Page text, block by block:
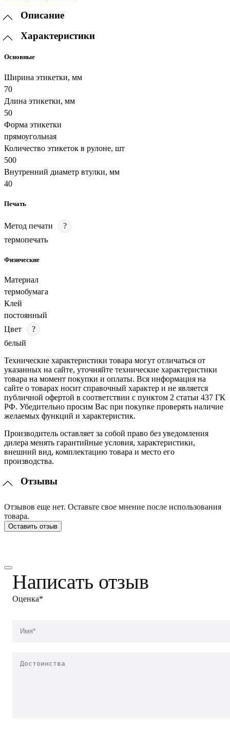
Описание
Характеристики
Основные
Ширина этикетки, мм
70
Длина этикетки, мм
50
Форма этикетки
прямоугольная
Количество этикеток в рулоне, шт
500
Внутренний диаметр втулки, мм
40
Печать
Метод печати
?
термопечать
Физические
Материал
термобумага
Клей
постоянный
Цвет
?
белый
Технические характеристики товара могут отличаться от
указанных на сайте, уточняйте технические характеристики
товара на момент покупки и оплаты. Вся информация на
сайте о товарах носит справочный характер и не является
публичной офертой в соответствии с пунктом 2 статьи 437 ГК
РФ. Убедительно просим Вас при покупке проверять наличие
желаемых функций и характеристик.
Производитель оставляет за собой право без уведомления
дилера менять гарантийные условия, характеристики,
внешний вид, комплектацию товара и место его
производства.
Отзывы
Отзывов еще нет. Оставьте свое мнение после использования
товара.
Оставить отзыв
Написать отзыв
Оценка*